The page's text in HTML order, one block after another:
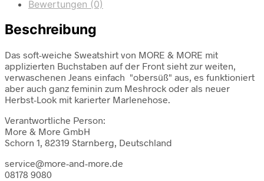
Bewertungen (0)
Beschreibung
Das soft-weiche Sweatshirt von MORE & MORE mit
applizierten Buchstaben auf der Front sieht zur weiten,
verwaschenen Jeans einfach "obersüß" aus, es funktioniert
aber auch ganz feminin zum Meshrock oder als neuer
Herbst-Look mit karierter Marlenehose.
Verantwortliche Person:
More & More GmbH
Schorn 1, 82319 Starnberg, Deutschland
service@more-and-more.de
08178 9080